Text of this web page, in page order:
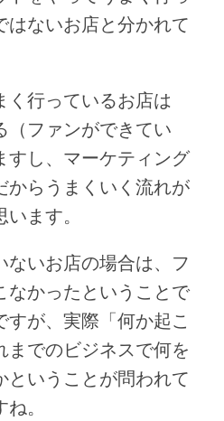
はないお店と分かれて
く行っているお店は
（ファンができてい
すし、マーケティング
からうまくいく流れが
ます。
ないお店の場合は、フ
なかったということで
が、実際「何か起こ
までのビジネスで何を
ということが問われて
。